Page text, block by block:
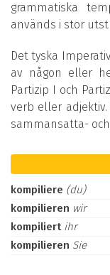
grammatiska
används i stor
Det tyska
av någon eller
Partizip I och
verb eller
sammansatta-
kompiliere (du)
kompilieren wir
kompiliert ihr
kompilieren Sie